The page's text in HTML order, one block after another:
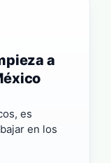
a
es
en los